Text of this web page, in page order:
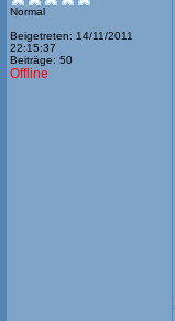
Normal
Beigetreten: 14/11/2011
22:15:37
Beiträge: 50
Offline